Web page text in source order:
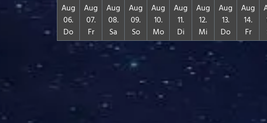
Aug
06.
Do
Aug
07.
Fr
Aug
08.
Sa
Aug
09.
So
Aug
10.
Mo
Aug
11.
Di
Aug
12.
Mi
Aug
13.
Do
Aug
14.
Fr